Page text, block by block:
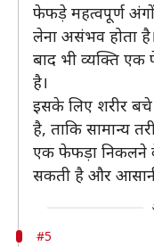
फेफड़े महत्वपूर्ण
लेना असंभव होता
बाद भी व्यक्ति
है।
इसके लिए शरीर
है, ताकि सामान्य
एक फेफड़ा निकलने
सकती है और
#5